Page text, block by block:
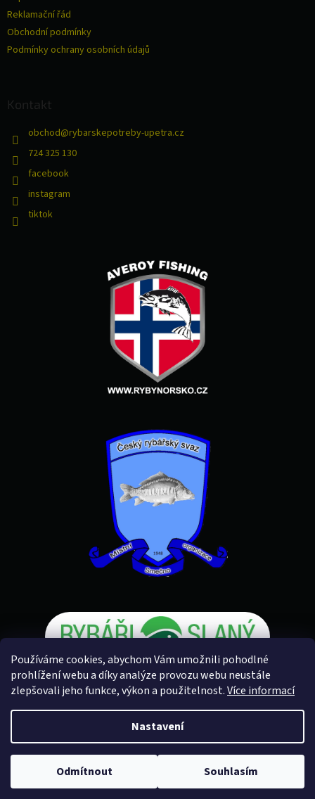
Používáme cookies, abychom Vám umožnili pohodlné
prohlížení webu a díky analýze provozu webu neustále
zlepšovali jeho funkce, výkon a použitelnost.Více informací
Nastavení
Odmítnout Souhlasím
Reklamační řád
Obchodní podmínky
Podmínky ochrany osobních údajů
Kontakt
obchod@rybarskepotreby-upetra.cz
724 325 130
facebook
instagram
tiktok
Copyright 2026Rybářské potřeby U Petra. Všechna práva